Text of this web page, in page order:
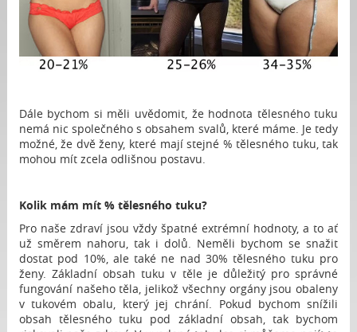
Dále bychom si měli uvědomit, že hodnota tělesného tuku
nemá nic společného s obsahem svalů, které máme. Je tedy
možné, že dvě ženy, které mají stejné % tělesného tuku, tak
mohou mít zcela odlišnou postavu.
Kolik mám mít % tělesného tuku?
Pro naše zdraví jsou vždy špatné extrémní hodnoty, a to ať
už směrem nahoru, tak i dolů. Neměli bychom se snažit
dostat pod 10%, ale také ne nad 30% tělesného tuku pro
ženy. Základní obsah tuku v těle je důležitý pro správné
fungování našeho těla, jelikož všechny orgány jsou obaleny
v tukovém obalu, který jej chrání. Pokud bychom snížili
obsah tělesného tuku pod základní obsah, tak bychom